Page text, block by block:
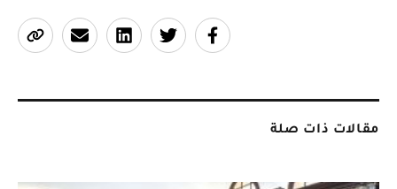
مقالات ذات صلة